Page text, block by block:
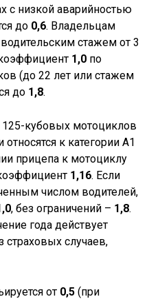
с низкой аварийностью
до 0,6. Владельцам
стажем от 3
1,0 по
(до 22 лет или стажем
до 1,8.
кубовых мотоциклов
относятся к категории A1
прицепа к мотоциклу
1,16. Если
числом водителей,
, без ограничений – 1,8.
года действует
страховых случаев,
от 0,5 (при